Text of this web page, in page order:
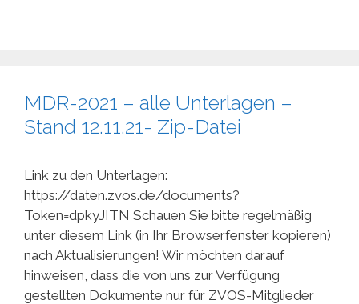
MDR-2021 – alle Unterlagen –
Stand 12.11.21- Zip-Datei
Link zu den Unterlagen:
https://daten.zvos.de/documents?
Token=dpkyJITN Schauen Sie bitte regelmäßig
unter diesem Link (in Ihr Browserfenster kopieren)
nach Aktualisierungen! Wir möchten darauf
hinweisen, dass die von uns zur Verfügung
gestellten Dokumente nur für ZVOS-Mitglieder